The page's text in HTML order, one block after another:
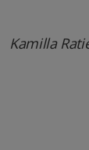
Kamilla